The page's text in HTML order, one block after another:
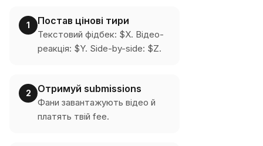
1 Постав цінові тири
Текстовий фідбек: $X. Відео-
реакція: $Y. Side-by-side: $Z.
2 Отримуй submissions
Фани завантажують відео й
платять твій fee.